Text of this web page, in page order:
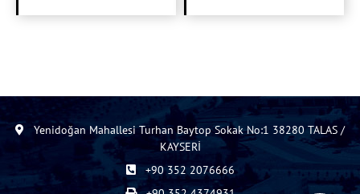
Yenidoğan Mahallesi Turhan Baytop Sokak No:1 38280 TALAS /
KAYSERİ
+90 352 2076666